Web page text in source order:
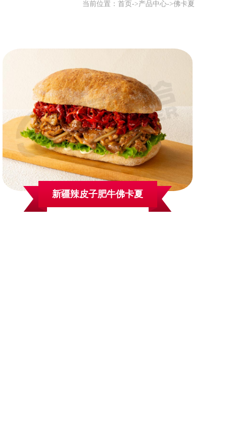
当前位置： 首页 ->产品中心->佛卡夏
新疆辣皮子肥牛佛卡夏